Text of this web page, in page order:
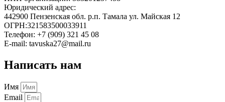
Юридический адрес:
442900 Пензенская обл. р.п. Тамала ул. Майская 12
ОГРН:321583500033911
Телефон: +7 (909) 321 45 08
E-mail: tavuska27@mail.ru
Написать нам
Имя
Email